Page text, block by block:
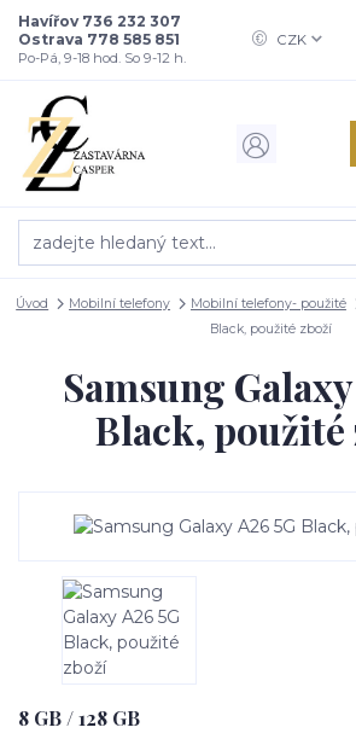
CZK
Havířov 736 232 307
Ostrava 778 585 851
Po-Pá, 9-18 hod. So 9-12 h.
Úvod Mobilní telefony Mobilní telefony- použité
Black, použité zboží
Samsung Galaxy
Black, použité
8 GB / 128 GB